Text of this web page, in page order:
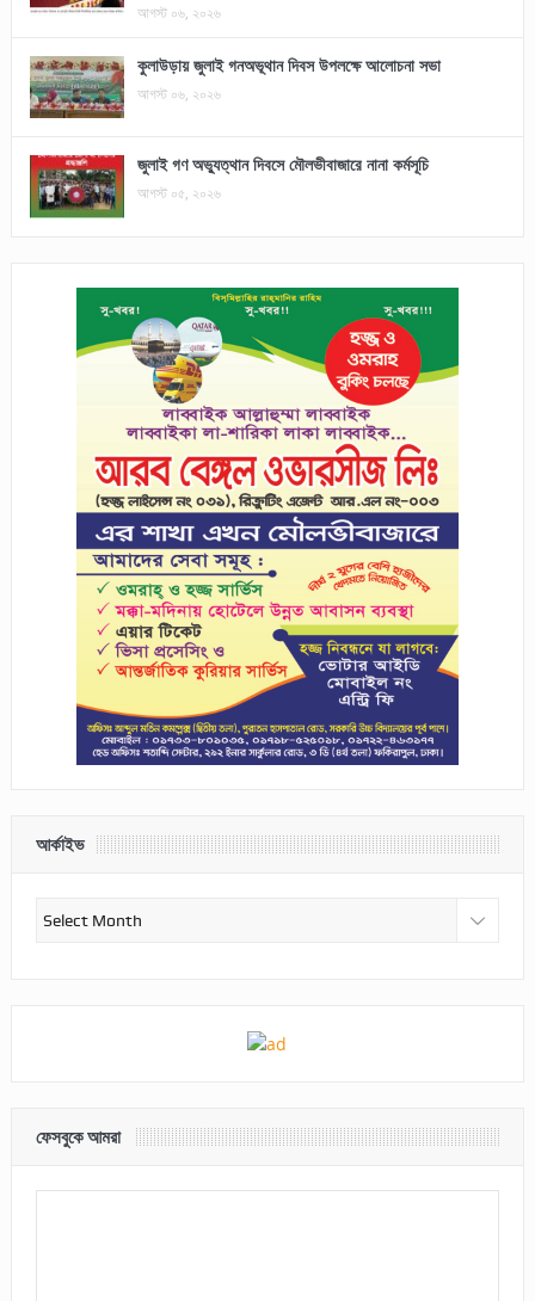
আগস্ট ০৬, ২০২৬
কুলাউড়ায় জুলাই গনঅভূথান দিবস উপলক্ষে আলোচনা সভা
আগস্ট ০৬, ২০২৬
জুলাই গণ অভ্যুত্থান দিবসে মৌলভীবাজারে নানা কর্মসূচি
আগস্ট ০৫, ২০২৬
আর্কাইভ
আর্কাইভ
ফেসবুকে আমরা